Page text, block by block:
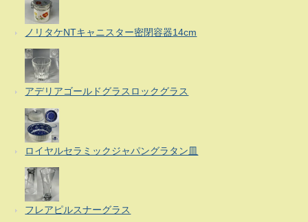
ノリタケNTキャニスター密閉容器14cm
アデリアゴールドグラスロックグラス
ロイヤルセラミックジャパングラタン皿
フレアピルスナーグラス